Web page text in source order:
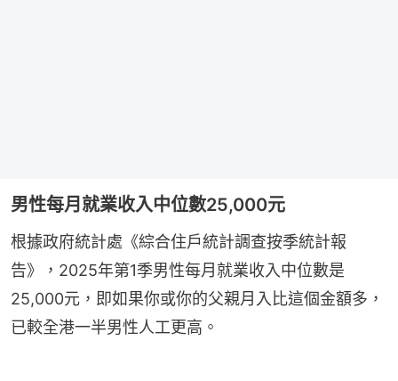
男性每月就業收入中位數25,000元
根據政府統計處《綜合住戶統計調查按季統計報
告》，2025年第1季男性每月就業收入中位數是
25,000元，即如果你或你的父親月入比這個金額多，
已較全港一半男性人工更高。